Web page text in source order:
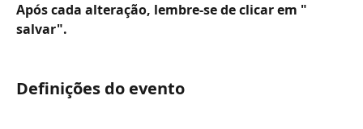
Após cada alteração, lembre-se de clicar em "
salvar".
Definições do evento